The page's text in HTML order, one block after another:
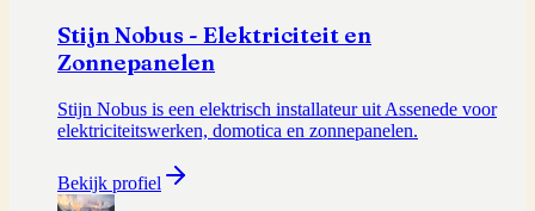
Stijn Nobus - Elektriciteit en
Zonnepanelen
Stijn Nobus is een elektrisch installateur uit Assenede voor
elektriciteitswerken, domotica en zonnepanelen.
Bekijk profiel